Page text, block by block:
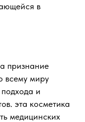
в
признание
всему миру
и
эта косметика
медицинских